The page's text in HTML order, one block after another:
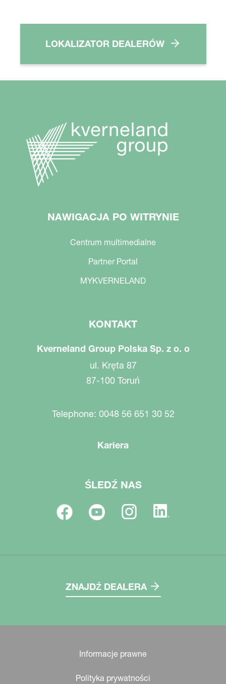
LOKALIZATOR DEALERÓW
NAWIGACJA PO WITRYNIE
Centrum multimedialne
Partner Portal
MYKVERNELAND
KONTAKT
Kverneland Group Polska Sp. z o. o
ul. Kręta 87
87-100 Toruń
Telephone: 0048 56 651 30 52
Kariera
ŚLEDŹ NAS
ZNAJDŹ DEALERA
Informacje prawne
Polityka prywatności